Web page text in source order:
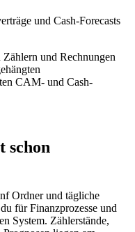
und Cash-Forecasts
und Rechnungen
CAM- und Cash-
schon
Ordner und tägliche
für Finanzprozesse und
System. Zählerstände,